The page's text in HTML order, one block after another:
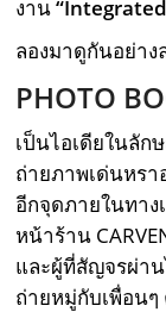
งาน“
ลองมาดูกันอย่าง
PHOTO
เป็นไอเดียในลัก
ถ่ายภาพเด่นหรา
อีกจุดภายในทาง
หน้าร้าน
และผู้ที่สัญจรผ่า
ถ่ายหมู่กับเพื่อน